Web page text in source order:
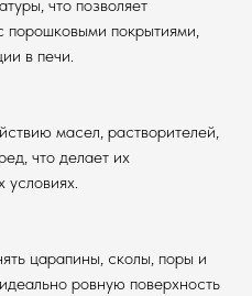
что позволяет
порошковыми покрытиями,
в печи.
масел, растворителей,
что делает их
царапины, сколы, поры и
ровную поверхность